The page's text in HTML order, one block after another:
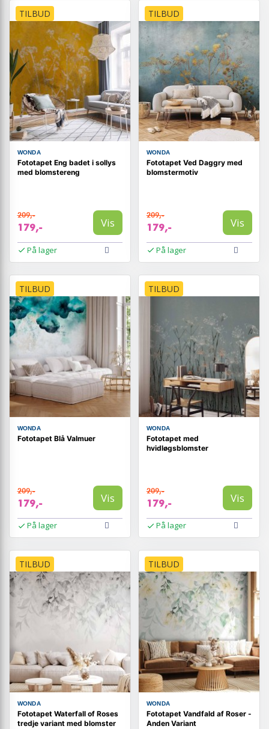
TILBUD
WONDA
Fototapet Eng badet i sollys
med blomstereng
209,-
179,- Vis
På lager
TILBUD
WONDA
Fototapet Ved Daggry med
blomstermotiv
209,-
179,- Vis
På lager
TILBUD
WONDA
Fototapet Blå Valmuer
209,-
179,- Vis
På lager
TILBUD
WONDA
Fototapet med
hvidløgsblomster
209,-
179,- Vis
På lager
TILBUD
WONDA
Fototapet Waterfall of Roses
tredje variant med blomster
TILBUD
WONDA
Fototapet Vandfald af Roser -
Anden Variant